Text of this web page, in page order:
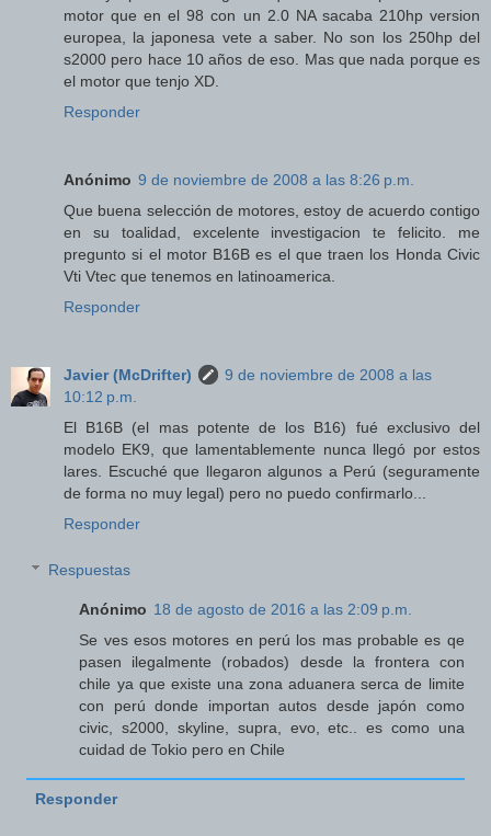
motor que en el 98 con un 2.0 NA sacaba 210hp version
europea, la japonesa vete a saber. No son los 250hp del
s2000 pero hace 10 años de eso. Mas que nada porque es
el motor que tenjo XD.
Responder
Anónimo 9 de noviembre de 2008 a las 8:26 p.m.
Que buena selección de motores, estoy de acuerdo contigo
en su toalidad, excelente investigacion te felicito. me
pregunto si el motor B16B es el que traen los Honda Civic
Vti Vtec que tenemos en latinoamerica.
Responder
Javier (McDrifter)
9 de noviembre de 2008 a las
10:12 p.m.
El B16B (el mas potente de los B16) fué exclusivo del
modelo EK9, que lamentablemente nunca llegó por estos
lares. Escuché que llegaron algunos a Perú (seguramente
de forma no muy legal) pero no puedo confirmarlo...
Responder
Respuestas
Anónimo 18 de agosto de 2016 a las 2:09 p.m.
Se ves esos motores en perú los mas probable es qe
pasen ilegalmente (robados) desde la frontera con
chile ya que existe una zona aduanera serca de limite
con perú donde importan autos desde japón como
civic, s2000, skyline, supra, evo, etc.. es como una
cuidad de Tokio pero en Chile
Responder